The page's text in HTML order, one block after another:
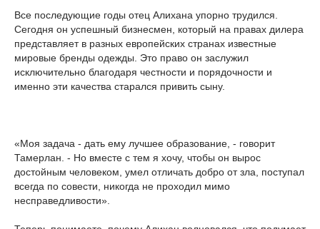
Все последующие годы отец Алихана упорно трудился.
Сегодня он успешный бизнесмен, который на правах дилера
представляет в разных европейских странах известные
мировые бренды одежды. Это право он заслужил
исключительно благодаря честности и порядочности и
именно эти качества старался привить сыну.
«Моя задача - дать ему лучшее образование, - говорит
Тамерлан. - Но вместе с тем я хочу, чтобы он вырос
достойным человеком, умел отличать добро от зла, поступал
всегда по совести, никогда не проходил мимо
несправедливости».